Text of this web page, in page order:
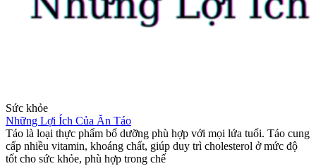
Sức khỏe
Những Lợi Ích Của Ăn Táo
Táo là loại thực phẩm bổ dưỡng phù hợp với mọi lứa tuổi. Táo cung
cấp nhiều vitamin, khoáng chất, giúp duy trì cholesterol ở mức độ
tốt cho sức khỏe, phù hợp trong chế